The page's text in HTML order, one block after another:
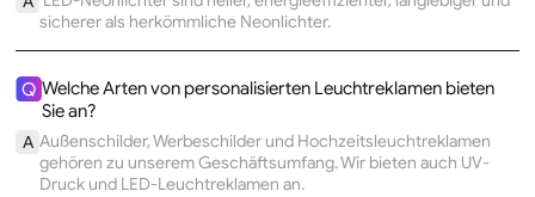
sicherer als herkömmliche Neonlichter.
Q Welche Arten von personalisierten Leuchtreklamen bieten
Sie an?
A Außenschilder, Werbeschilder und Hochzeitsleuchtreklamen
gehören zu unserem Geschäftsumfang. Wir bieten auch UV-
Druck und LED-Leuchtreklamen an.